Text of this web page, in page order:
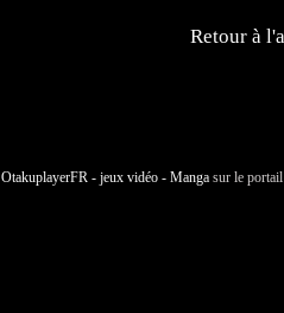
Retour à
OtakuplayerFR - jeux vidéo - Manga sur le